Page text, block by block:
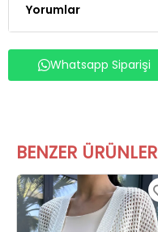
Yorumlar
Whatsapp Siparişi
BENZER ÜRÜNLER